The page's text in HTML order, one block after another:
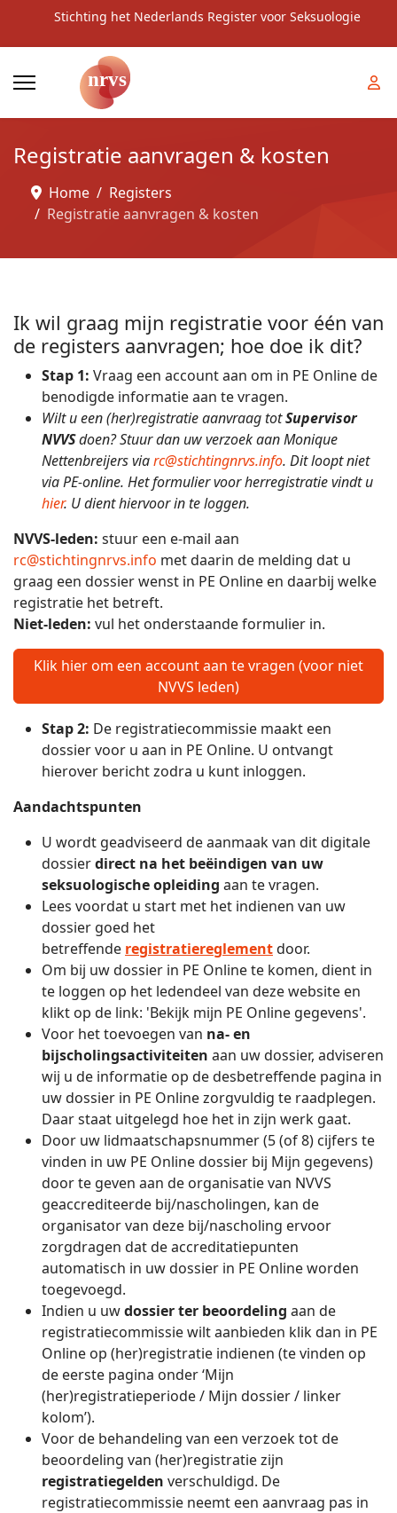
Stichting het Nederlands Register voor Seksuologie
Registratie aanvragen & kosten
Home
Registers
Registratie aanvragen & kosten
Ik wil graag mijn registratie voor één van
de registers aanvragen; hoe doe ik dit?
Stap 1: Vraag een account aan om in PE Online de
benodigde informatie aan te vragen.
Wilt u een (her)registratie aanvraag totSupervisor
NVVSdoen? Stuur dan uw verzoek aan Monique
Nettenbreijers viarc@stichtingnrvs.info. Dit loopt niet
via PE-online. Het formulier voor herregistratie vindt u
hier. U dient hiervoor in te loggen.
NVVS-leden: stuur een e-mail aan
rc@stichtingnrvs.info met daarin de melding dat u
graag een dossier wenst in PE Online en daarbij welke
registratie het betreft.
Niet-leden: vul het onderstaande formulier in.
Klik hier om een account aan te vragen (voor niet
NVVS leden)
Stap 2: De registratiecommissie maakt een
dossier voor u aan in PE Online. U ontvangt
hierover bericht zodra u kunt inloggen.
Aandachtspunten
U wordt geadviseerd de aanmaak van dit digitale
dossierdirect na het beëindigen van uw
seksuologische opleiding aan te vragen.
Lees voordat u start met het indienen van uw
dossier goed het
betreffende registratiereglementdoor.
Om bij uw dossier in PE Online te komen, dient in
te loggen op het ledendeel van deze website en
klikt op de link: 'Bekijk mijn PE Online gegevens'.
Voor het toevoegen van na- en
bijscholingsactiviteiten aan uw dossier, adviseren
wij u de informatie op de desbetreffende pagina in
uw dossier in PE Online zorgvuldig te raadplegen.
Daar staat uitgelegd hoe het in zijn werk gaat.
Door uw lidmaatschapsnummer (5 (of 8) cijfers te
vinden in uw PE Online dossier bij Mijn gegevens)
door te geven aan de organisatie van NVVS
geaccrediteerde bij/nascholingen, kan de
organisator van deze bij/nascholing ervoor
zorgdragen dat de accreditatiepunten
automatisch in uw dossier in PE Online worden
toegevoegd.
Indien u uwdossier ter beoordeling aan de
registratiecommissie wilt aanbieden klik dan in PE
Online op (her)registratie indienen (te vinden op
de eerste pagina onder ‘Mijn
(her)registratieperiode / Mijn dossier / linker
kolom’).
Voor de behandeling van een verzoek tot de
beoordeling van (her)registratie zijn
registratiegelden verschuldigd. De
registratiecommissie neemt een aanvraag pas in